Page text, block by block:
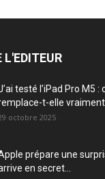
L'EDITEUR
testé l’iPad Pro M5
t-elle vraiment
octobre 2025
prépare une
en secret...